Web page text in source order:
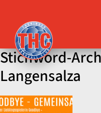
Stichword-
Langensalza